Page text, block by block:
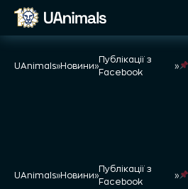
Skip
UAnimals»Новини»
Публікації з
Facebook
»
UAnimals»Новини»
Публікації з
Facebook
»